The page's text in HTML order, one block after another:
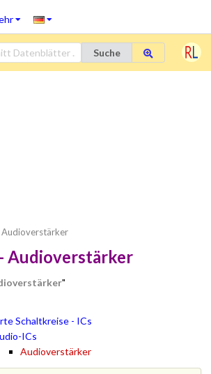
Suche
Audioverstärker
Audioverstärker
"
Schaltkreise - ICs
ICs
Audioverstärker